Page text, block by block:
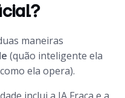
maneiras
(quão inteligente ela
ela opera).